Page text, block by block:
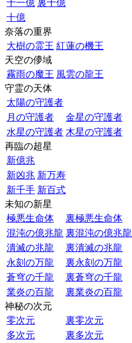
十一億 裏十億
十億
奈落の重界
大樹の霊王 紅蓮の機王
天空の儚域
霧雨の魔王 風雲の龍王
守霊の天体
太陽の守護者
月の守護者
金星の守護者
水星の守護者 木星の守護者
再臨の超星
新億兆
新凶兆 新万寿
新千手 新百式
未知の新星
極悪生命体
裏極悪生命体
混沌の億兆龍 裏混沌の億兆龍
潰滅の兆龍
裏潰滅の兆龍
永刻の万龍
裏永刻の万龍
蒼穹の千龍
裏蒼穹の千龍
業炎の百龍
裏業炎の百龍
神秘の次元
零次元
裏零次元
多次元
裏多次元